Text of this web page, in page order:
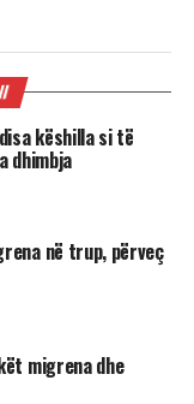
këshilla si të
dhimbja
në trup, përveç
migrena dhe